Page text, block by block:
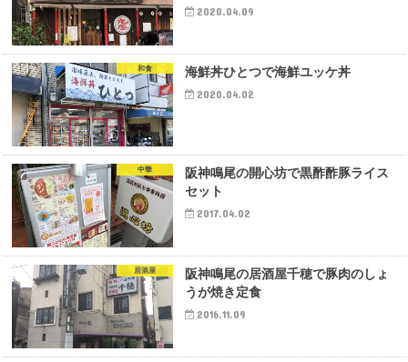
2020.04.09
和食 海鮮丼ひとつで海鮮ユッケ丼
2020.04.02
中華
阪神鳴尾の開心坊で黒酢酢豚ライス
セット
2017.04.02
居酒屋
阪神鳴尾の居酒屋千穂で豚肉のしょ
うが焼き定食
2016.11.09